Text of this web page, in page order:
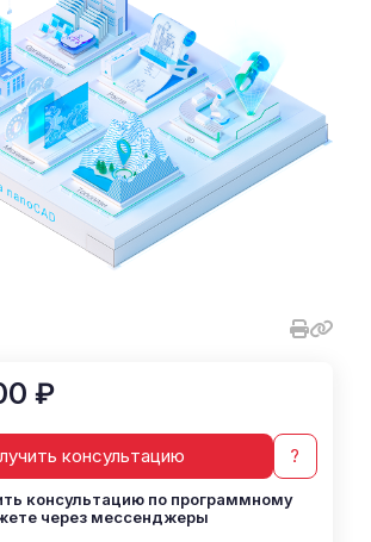
₽
консультацию ?
консультацию по программному
через мессенджеры